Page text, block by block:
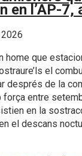
en l’AP-7,
home que
el
després de la
entre
en la
el descans